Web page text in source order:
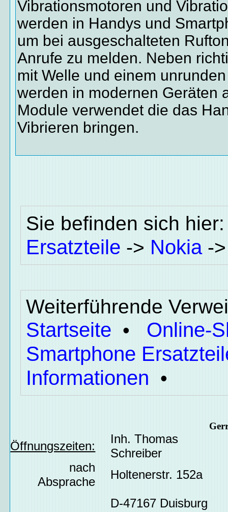
Vibrationsmotoren und
werden in Handys und
um bei ausgeschalteten
Anrufe zu melden. Neben
mit Welle und einem
werden in modernen Geräten
Module verwendet die das
Vibrieren bringen.
Sie befinden sich
Ersatzteile -> Nokia-
Weiterführende
Startseite • Online-
Smartphone
Informationen •
Öffnungszeiten:
Inh. Thomas
Schreiber
nach
Absprache
Holtenerstr. 152a
D-47167 Duisburg